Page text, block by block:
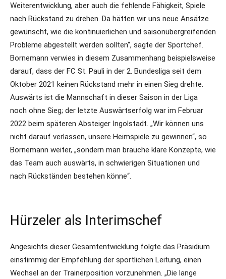
Weiterentwicklung, aber auch die fehlende Fähigkeit, Spiele
nach Rückstand zu drehen. Da hätten wir uns neue Ansätze
gewünscht, wie die kontinuierlichen und saisonübergreifenden
Probleme abgestellt werden sollten“, sagte der Sportchef.
Bornemann verwies in diesem Zusammenhang beispielsweise
darauf, dass der FC St. Pauli in der 2. Bundesliga seit dem
Oktober 2021 keinen Rückstand mehr in einen Sieg drehte.
Auswärts ist die Mannschaft in dieser Saison in der Liga
noch ohne Sieg; der letzte Auswärtserfolg war im Februar
2022 beim späteren Absteiger Ingolstadt. „Wir können uns
nicht darauf verlassen, unsere Heimspiele zu gewinnen“, so
Bornemann weiter, „sondern man brauche klare Konzepte, wie
das Team auch auswärts, in schwierigen Situationen und
nach Rückständen bestehen könne“.
Hürzeler als Interimschef
Angesichts dieser Gesamtentwicklung folgte das Präsidium
einstimmig der Empfehlung der sportlichen Leitung, einen
Wechsel an der Trainerposition vorzunehmen. „Die lange